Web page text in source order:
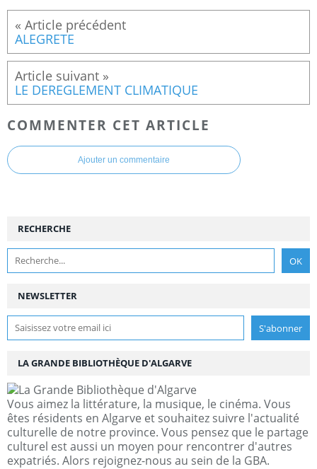
ALEGRETE
LE DEREGLEMENT CLIMATIQUE
COMMENTER CET ARTICLE
Ajouter un commentaire
NEWSLETTER
RECHERCHE
LA GRANDE BIBLIOTHÈQUE D'ALGARVE
Vous aimez la littérature, la musique, le cinéma. Vous
êtes résidents en Algarve et souhaitez suivre l'actualité
culturelle de notre province. Vous pensez que le partage
culturel est aussi un moyen pour rencontrer d'autres
expatriés. Alors rejoignez-nous au sein de la GBA.